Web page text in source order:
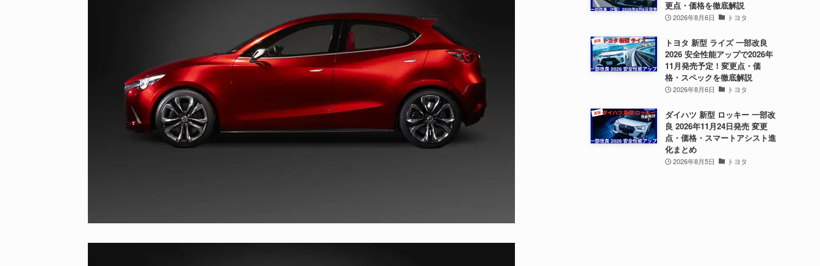
更点・価格を徹底解説
2026年8月6日 トヨタ
トヨタ 新型 ライズ 一部改良
2026 安全性能アップで2026年
11月発売予定！変更点・価
格・スペックを徹底解説
2026年8月6日 トヨタ
ダイハツ 新型 ロッキー 一部改
良 2026年11月24日発売 変更
点・価格・スマートアシスト進
化まとめ
2026年8月5日 トヨタ